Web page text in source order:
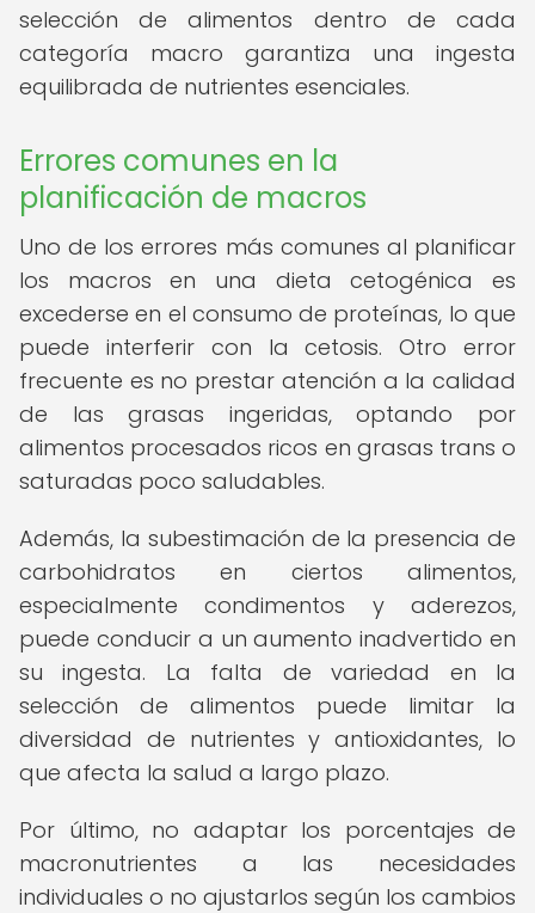
selección de alimentos dentro de cada
categoría macro garantiza una ingesta
equilibrada de nutrientes esenciales.
Errores comunes en la
planificación de macros
Uno de los errores más comunes al planificar
los macros en una dieta cetogénica es
excederse en el consumo de proteínas, lo que
puede interferir con la cetosis. Otro error
frecuente es no prestar atención a la calidad
de las grasas ingeridas, optando por
alimentos procesados ricos en grasas trans o
saturadas poco saludables.
Además, la subestimación de la presencia de
carbohidratos en ciertos alimentos,
especialmente condimentos y aderezos,
puede conducir a un aumento inadvertido en
su ingesta. La falta de variedad en la
selección de alimentos puede limitar la
diversidad de nutrientes y antioxidantes, lo
que afecta la salud a largo plazo.
Por último, no adaptar los porcentajes de
macronutrientes a las necesidades
individuales o no ajustarlos según los cambios